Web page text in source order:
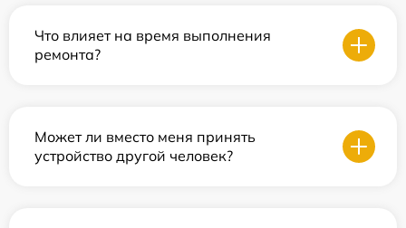
Что влияет на время выполнения
ремонта?
Может ли вместо меня принять
устройство другой человек?